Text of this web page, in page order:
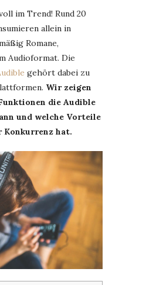
im Trend! Rund 20
allein in
Romane,
Audioformat. Die
gehört dabei zu
Wir zeigen
die Audible
und welche Vorteile
Konkurrenz hat.